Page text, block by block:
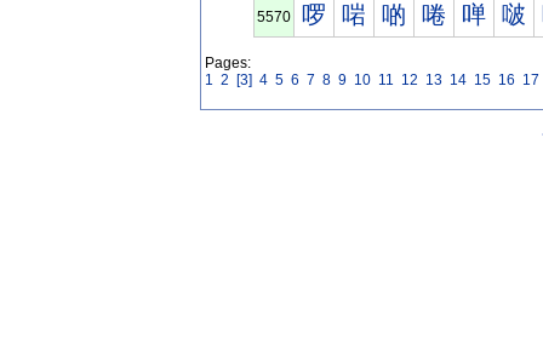
5570 啰 啱 啲 啳 啴 啵
Pages:
1 2 [3] 4 5 6 7 8 9 10 11 12 13 14 15 16 17